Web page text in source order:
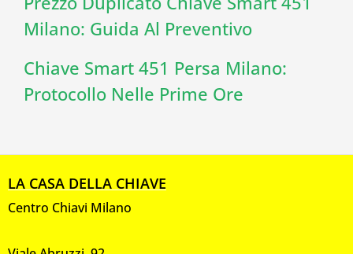
Milano: Guida Al Preventivo
Chiave Smart 451 Persa Milano:
Protocollo Nelle Prime Ore
LA CASA DELLA CHIAVE
Centro Chiavi Milano